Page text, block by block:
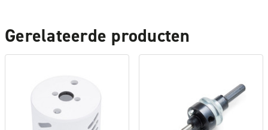
Gerelateerde producten